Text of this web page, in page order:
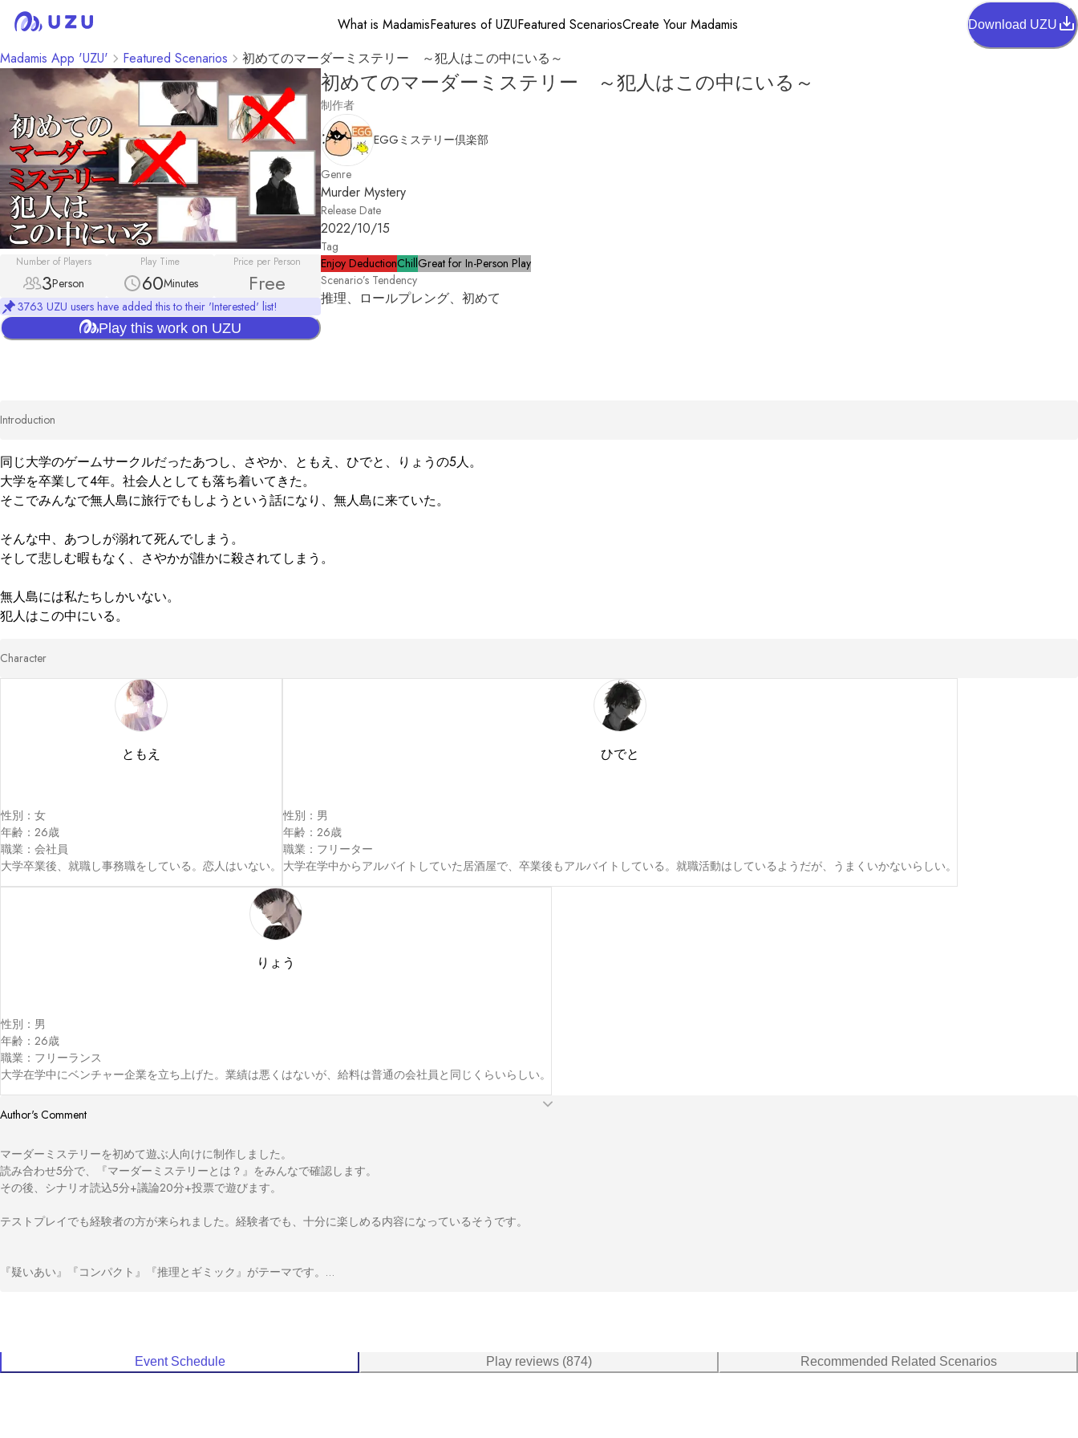
What is MadamisFeatures of UZUFeatured ScenariosCreate Your Madamis Download UZU
Madamis App 'UZU' Featured Scenarios 初めてのマーダーミステリー ～犯人はこの中にいる～
Number of Players
3Person
Play Time
60Minutes
Price per Person
Free
3763 UZU users have added this to their 'Interested' list!
Play this work on UZU
初めてのマーダーミステリー ～犯人はこの中にいる～
制作者
EGGミステリー倶楽部
Genre
Murder Mystery
Release Date
2022/10/15
Tag
Enjoy DeductionChillGreat for In-Person Play
Scenario’s Tendency
推理、ロールプレング、初めて
Introduction
同じ大学のゲームサークルだったあつし、さやか、ともえ、ひでと、りょうの5人。
大学を卒業して4年。社会人としても落ち着いてきた。
そこでみんなで無人島に旅行でもしようという話になり、無人島に来ていた。
そんな中、あつしが溺れて死んでしまう。
そして悲しむ暇もなく、さやかが誰かに殺されてしまう。
無人島には私たちしかいない。
犯人はこの中にいる。
Character
ともえ
性別：女
年齢：26歳
職業：会社員
大学卒業後、就職し事務職をしている。恋人はいない。
ひでと
性別：男
年齢：26歳
職業：フリーター
大学在学中からアルバイトしていた居酒屋で、卒業後もアルバイトしている。就職活動はしているようだが、うまくいかないらしい。
りょう
性別：男
年齢：26歳
職業：フリーランス
大学在学中にベンチャー企業を立ち上げた。業績は悪くはないが、給料は普通の会社員と同じくらいらしい。
Author's Comment
マーダーミステリーを初めて遊ぶ人向けに制作しました。
読み合わせ5分で、『マーダーミステリーとは？』をみんなで確認します。
その後、シナリオ読込5分+議論20分+投票で遊びます。
テストプレイでも経験者の方が来られました。経験者でも、十分に楽しめる内容になっているそうです。
『疑いあい』『コンパクト』『推理とギミック』がテーマです。
制作作品
Event Schedule Play reviews (874) Recommended Related Scenarios